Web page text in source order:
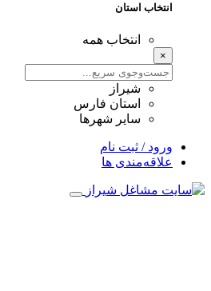
انتخاب استان
انتخاب همه
×
شیراز
استان فارس
سایر شهرها
ورود / ثبت نام
علاقه‌مندی ها